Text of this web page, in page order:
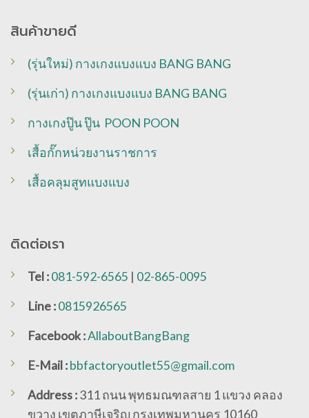
สินค้าขายดี
(รุ่นใหม่) กางเกงแบงแบง BANG BANG
(รุ่นเก่า) กางเกงแบงแบง BANG BANG
กางเกงปู๊น ปู๊น POON POON
เสื้อกั๊กหน่วยงานราชการ
เสื้อคลุมสูทแบงแบง
ติดต่อเรา
Tel :081-592-6565 | 02-865-0095
Line:0815926565
Facebook :AllaboutBangBang
E-Mail :bbfactoryoutlet55@gmail.com
Address :311 ถนน พุทธมณฑลสาย 1 แขวง คลอง
ขวาง เขตภาษีเจริญ กรุงเทพมหานคร 10160